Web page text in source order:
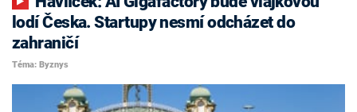
lodí Česka. Startupy nesmí odcházet do
zahraničí
Téma: Byznys